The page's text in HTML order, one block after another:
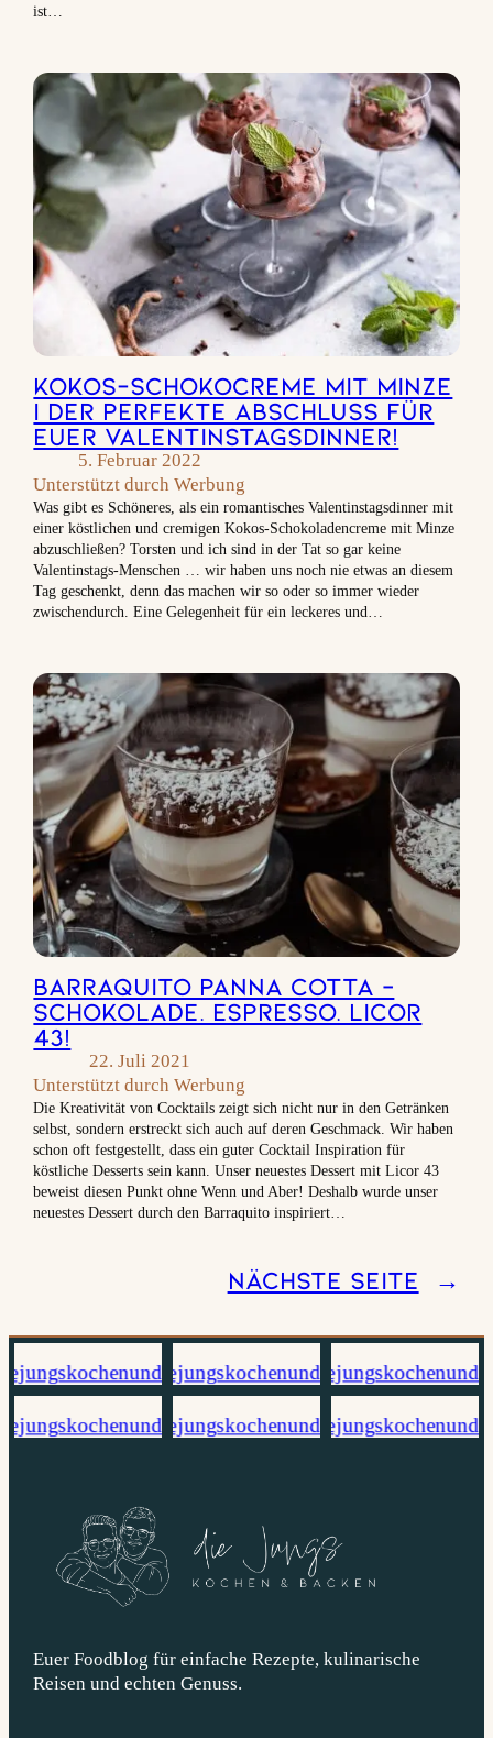
ist…
Kokos-Schokocreme mit Minze
| Der perfekte Abschluss für
Euer Valentinstagsdinner!
5. Februar 2022
Unterstützt durch Werbung
Was gibt es Schöneres, als ein romantisches Valentinstagsdinner mit
einer köstlichen und cremigen Kokos-Schokoladencreme mit Minze
abzuschließen? Torsten und ich sind in der Tat so gar keine
Valentinstags-Menschen … wir haben uns noch nie etwas an diesem
Tag geschenkt, denn das machen wir so oder so immer wieder
zwischendurch. Eine Gelegenheit für ein leckeres und…
Barraquito Panna Cotta –
Schokolade. Espresso. Licor
43!
22. Juli 2021
Unterstützt durch Werbung
Die Kreativität von Cocktails zeigt sich nicht nur in den Getränken
selbst, sondern erstreckt sich auch auf deren Geschmack. Wir haben
schon oft festgestellt, dass ein guter Cocktail Inspiration für
köstliche Desserts sein kann. Unser neuestes Dessert mit Licor 43
beweist diesen Punkt ohne Wenn und Aber! Deshalb wurde unser
neuestes Dessert durch den Barraquito inspiriert…
Nächste Seite →
Euer Foodblog für einfache Rezepte, kulinarische
Reisen und echten Genuss.